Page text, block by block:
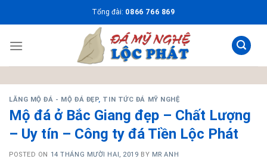
to
Tổng đài: 0866 766 869
LĂNG MỘ ĐÁ - MỘ ĐÁ ĐẸP, TIN TỨC ĐÁ MỸ NGHỆ
Mộ đá ở Bắc Giang đẹp – Chất Lượng
– Uy tín – Công ty đá Tiền Lộc Phát
POSTED ON 14 THÁNG MƯỜI HAI, 2019 BY MR ANH